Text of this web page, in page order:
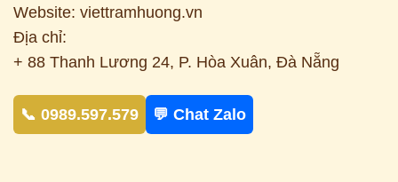
Website: viettramhuong.vn
Địa chỉ:
+ 88 Thanh Lương 24, P. Hòa Xuân, Đà Nẵng
📞 0989.597.579 💬 Chat Zalo